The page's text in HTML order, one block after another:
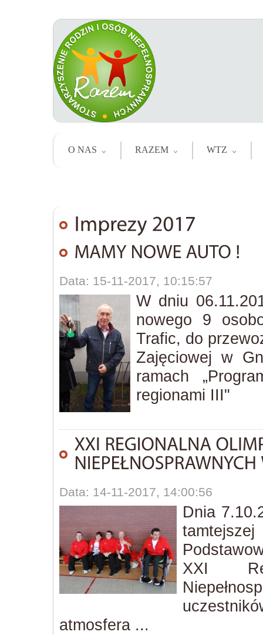
O NAS RAZEM WTZ
Data: 15-11-2017, 10:15:57
W dniu
nowego 9
Trafic, do
Zajęciowej w
ramach
regionami III"
Data: 14-11-2017, 14:00:56
Dnia
XXI
atmosfera ...